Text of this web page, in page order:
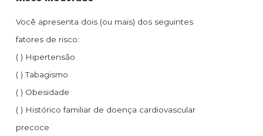
Você apresenta dois (ou mais) dos seguintes
fatores de risco:
( ) Hipertensão
( ) Tabagismo
( ) Obesidade
( ) Histórico familiar de doença cardiovascular
precoce